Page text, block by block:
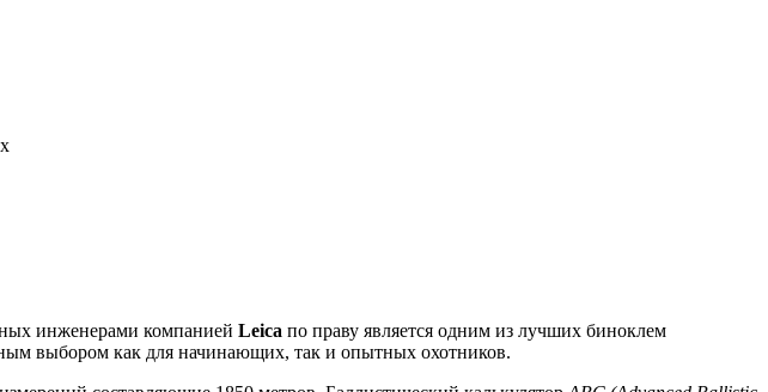
инженерами компанией Leica по праву является одним из лучших биноклем
выбором как для начинающих, так и опытных охотников.